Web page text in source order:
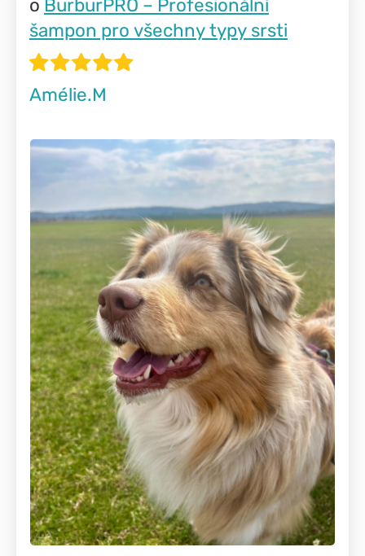
BurburPRO – Profesionální
šampon pro všechny typy srsti
Amélie.M